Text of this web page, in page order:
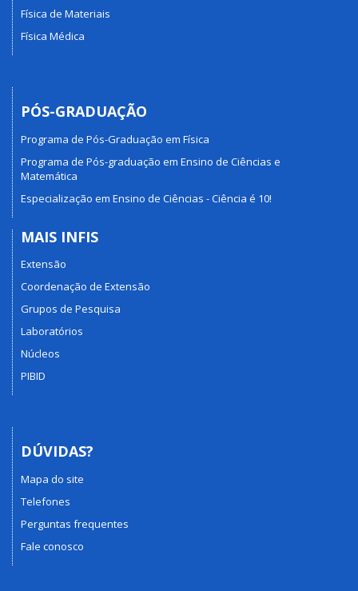
Física de Materiais
Física Médica
PÓS-GRADUAÇÃO
Programa de Pós-Graduação em Física
Programa de Pós-graduação em Ensino de Ciências e
Matemática
Especialização em Ensino de Ciências - Ciência é 10!
MAIS INFIS
Extensão
Coordenação de Extensão
Grupos de Pesquisa
Laboratórios
Núcleos
PIBID
DÚVIDAS?
Mapa do site
Telefones
Perguntas frequentes
Fale conosco